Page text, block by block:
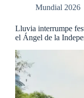
Mundial 2026
Lluvia interrumpe
el Ángel de la